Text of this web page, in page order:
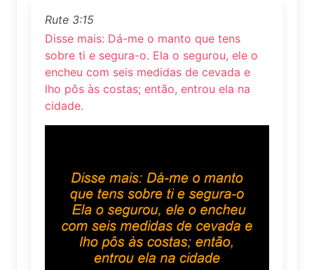
Rute 3:15
Disse mais: Dá-me o manto que tens
sobre ti e segura-o. Ela o segurou, ele o
encheu com seis medidas de cevada e
lho pôs às costas; então, entrou ela na
cidade.